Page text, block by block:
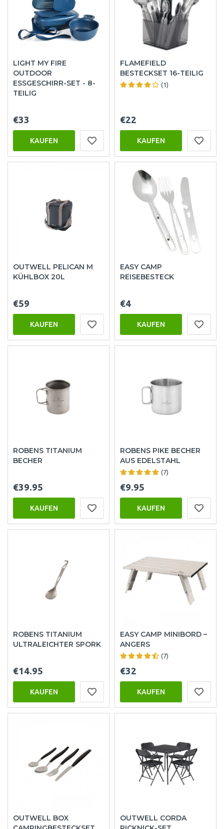
LIGHT MY FIRE
OUTDOOR
ESSGESCHIRR-SET - 8-
TEILIG
€33
KAUFEN
FLAMEFIELD
BESTECKSET 16-TEILIG
(1)
€22
KAUFEN
OUTWELL PELICAN M
KÜHLBOX 20L
€59
KAUFEN
EASY CAMP
REISEBESTECK
€4
KAUFEN
ROBENS TITANIUM
BECHER
€39.95
KAUFEN
ROBENS PIKE BECHER
AUS EDELSTAHL
(7)
€9.95
KAUFEN
ROBENS TITANIUM
ULTRALEICHTER SPORK
€14.95
KAUFEN
EASY CAMP MINIBORD –
ANGERS
(7)
€32
KAUFEN
OUTWELL BOX
OUTWELL CORDA